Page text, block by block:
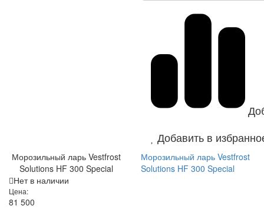
Добавить в
Морозильный ларь Vestfrost
Solutions HF 300 Special
Морозильный ларь Vestfrost
Solutions HF 300 Special
Нет в наличии
Цена:
81 500